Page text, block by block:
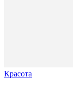
Красота